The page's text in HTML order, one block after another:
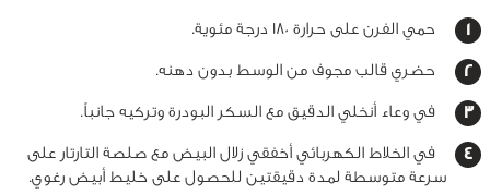
حمي الفرن على حرارة 180 درجة مئوية.
حضري قالب مجوف من الوسط بدون دهنه.
في وعاء أنخلي الدقيق مع السكر البودرة وتركيه جانباً.
في الخلاط الكهربائي أخفقي زلال البيض مع صلصة التارتار على
سرعة متوسطة لمدة دقيقتين للحصول على خليط أبيض رغوي.